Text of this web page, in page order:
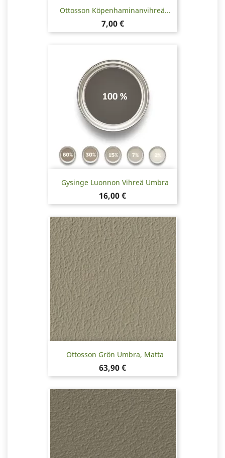
Ottosson Köpenhaminanvihreä...
Hinta
7,00 €
Gysinge Luonnon Vihreä Umbra
Hinta
16,00 €
Ottosson Grön Umbra, Matta
Hinta
63,90 €